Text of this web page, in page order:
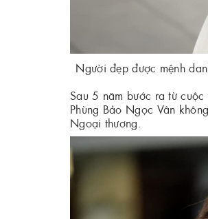
Người đẹp được mệnh
Sau 5 năm bước ra từ
Phùng Bảo Ngọc Vân
Ngoại thương.